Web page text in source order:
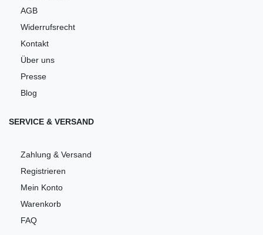
AGB
Widerrufsrecht
Kontakt
Über uns
Presse
Blog
SERVICE & VERSAND
Zahlung & Versand
Registrieren
Mein Konto
Warenkorb
FAQ